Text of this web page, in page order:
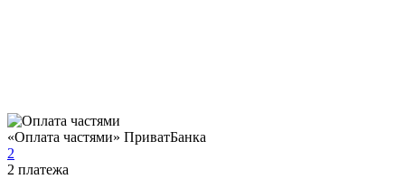
«Оплата частями» ПриватБанка
2
2 платежа